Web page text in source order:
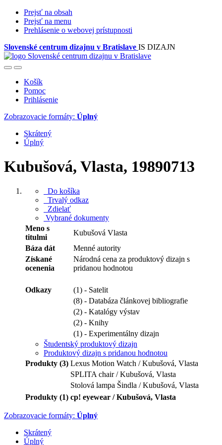
Prejsť na obsah
Prejsť na menu
Prehlásenie o webovej prístupnosti
Slovenské centrum dizajnu v Bratislave IS DIZAJN
Košík
Pomoc
Prihlásenie
Zobrazovacie formáty: Úplný
Skrátený
Úplný
Kubušová, Vlasta, 19890713
Do košíka
Trvalý odkaz
Zdielať
Vybrané dokumenty
Meno s
titulmi
Kubušová Vlasta
Báza dát
Menné autority
Získané
ocenenia
Národná cena za produktový dizajn s
pridanou hodnotou
Odkazy
(1) - Satelit
(8) - Databáza článkovej bibliografie
(2) - Katalógy výstav
(2) - Knihy
(1) - Experimentálny dizajn
Študentský produktový dizajn
Produktový dizajn s pridanou hodnotou
Produkty (3) Lexus Motion Watch / Kubušová, Vlasta
SPLITA chair / Kubušová, Vlasta
Stolová lampa Šindla / Kubušová, Vlasta
Produkty (1) cp! eyewear / Kubušová, Vlasta
Zobrazovacie formáty: Úplný
Skrátený
Úplný